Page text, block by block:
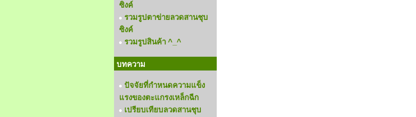
ซิงค์
รวมรูปตาข่ายลวดสานชุบ
ซิงค์
รวมรูปสินค้า ^_^
บทความ
ปัจจัยที่กำหนดความแข็ง
แรงของตะแกรงเหล็กฉีก
เปรียบเทียบลวดสานชุบ